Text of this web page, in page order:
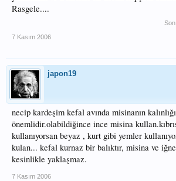
Rasgele....
7 Kasım 2006
japon19
necip kardeşim kefal avında misinanın kalınlığı
önemlidir.olabildiğince ince misina
kullanıyorsan beyaz , kurt gibi yemler
kulan... kefal kurnaz bir balıktır, misina ve
kesinlikle yaklaşmaz.
7 Kasım 2006